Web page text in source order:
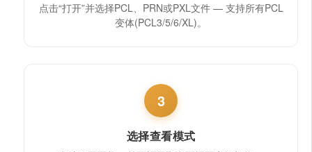
点击“打开”并选择PCL、PRN或PXL文件 — 支持所有PCL
变体(PCL3/5/6/XL)。
3
选择查看模式